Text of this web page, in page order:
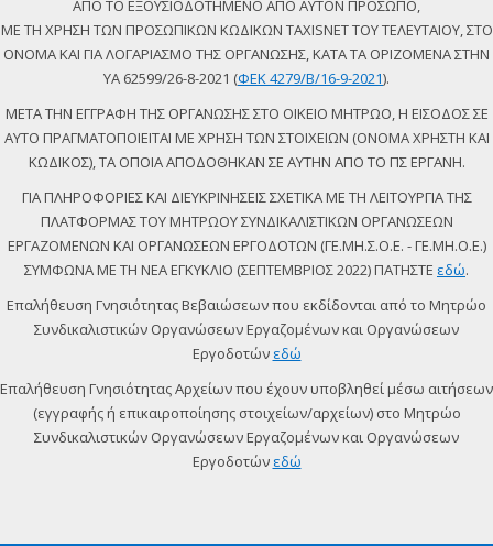
ΑΠΟ ΤΟ ΕΞΟΥΣΙΟΔΟΤΗΜΕΝΟ ΑΠΟ ΑΥΤΟΝ ΠΡΟΣΩΠΟ,
ΜΕ ΤΗ ΧΡΗΣΗ ΤΩΝ ΠΡΟΣΩΠΙΚΩΝ ΚΩΔΙΚΩΝ TAXISNET ΤΟΥ ΤΕΛΕΥΤΑΙΟΥ, ΣΤΟ
ΟΝΟΜΑ ΚΑΙ ΓΙΑ ΛΟΓΑΡΙΑΣΜΟ ΤΗΣ ΟΡΓΑΝΩΣΗΣ, ΚΑΤΑ ΤΑ ΟΡΙΖΟΜΕΝΑ ΣΤΗΝ
ΥΑ 62599/26-8-2021 (ΦΕΚ 4279/Β/16-9-2021).
ΜΕΤΑ ΤΗΝ ΕΓΓΡΑΦΗ ΤΗΣ ΟΡΓΑΝΩΣΗΣ ΣΤΟ ΟΙΚΕΙΟ ΜΗΤΡΩΟ, Η ΕΙΣΟΔΟΣ ΣΕ
ΑΥΤΟ ΠΡΑΓΜΑΤΟΠΟΙΕΙΤΑΙ ΜΕ ΧΡΗΣΗ ΤΩΝ ΣΤΟΙΧΕΙΩΝ (ΟΝΟΜΑ ΧΡΗΣΤΗ ΚΑΙ
ΚΩΔΙΚΟΣ), ΤΑ ΟΠΟΙΑ ΑΠΟΔΟΘΗΚΑΝ ΣΕ ΑΥΤΗΝ ΑΠΟ ΤΟ ΠΣ ΕΡΓΑΝΗ.
ΓΙΑ ΠΛΗΡΟΦΟΡΙΕΣ ΚΑΙ ΔΙΕΥΚΡΙΝΗΣΕΙΣ ΣΧΕΤΙΚΑ ΜΕ ΤΗ ΛΕΙΤΟΥΡΓΙΑ ΤΗΣ
ΠΛΑΤΦΟΡΜΑΣ ΤΟΥ ΜΗΤΡΩΟΥ ΣΥΝΔΙΚΑΛΙΣΤΙΚΩΝ ΟΡΓΑΝΩΣΕΩΝ
ΕΡΓΑΖΟΜΕΝΩΝ ΚΑΙ ΟΡΓΑΝΩΣΕΩΝ ΕΡΓΟΔΟΤΩΝ (ΓΕ.ΜΗ.Σ.Ο.Ε. - ΓΕ.ΜΗ.Ο.Ε.)
ΣΥΜΦΩΝΑ ΜΕ ΤΗ ΝΕΑ ΕΓΚΥΚΛΙΟ (ΣΕΠΤΕΜΒΡΙΟΣ 2022) ΠΑΤΗΣΤΕ εδώ.
Επαλήθευση Γνησιότητας Βεβαιώσεων που εκδίδονται από το Μητρώο
Συνδικαλιστικών Οργανώσεων Εργαζομένων και Οργανώσεων
Εργοδοτών εδώ
Επαλήθευση Γνησιότητας Αρχείων που έχουν υποβληθεί μέσω αιτήσεων
(εγγραφής ή επικαιροποίησης στοιχείων/αρχείων) στο Μητρώο
Συνδικαλιστικών Οργανώσεων Εργαζομένων και Οργανώσεων
Εργοδοτών εδώ